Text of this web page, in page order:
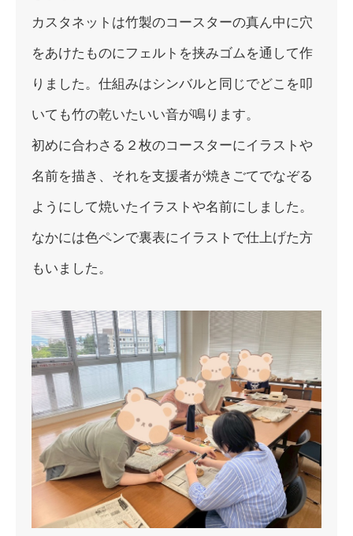
カスタネットは竹製のコースターの真ん中に穴
をあけたものにフェルトを挟みゴムを通して作
りました。 仕組みはシンバルと同じでどこを叩
いても竹の乾いたいい音が鳴り ます。
初めに合わさる２枚のコースターにイラストや
名前を描き、 それを支援者が焼きごてでなぞる
ようにして焼いたイラストや名前にしました。
なかには色ペンで裏表にイラストで仕上げた方
もいました。